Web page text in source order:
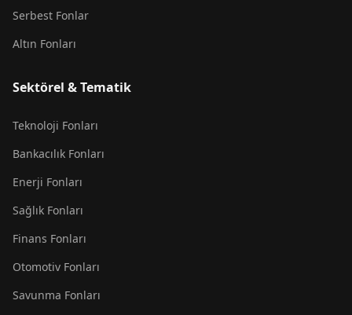
Serbest Fonlar
Altın Fonları
Sektörel & Tematik
Teknoloji Fonları
Bankacılık Fonları
Enerji Fonları
Sağlık Fonları
Finans Fonları
Otomotiv Fonları
Savunma Fonları